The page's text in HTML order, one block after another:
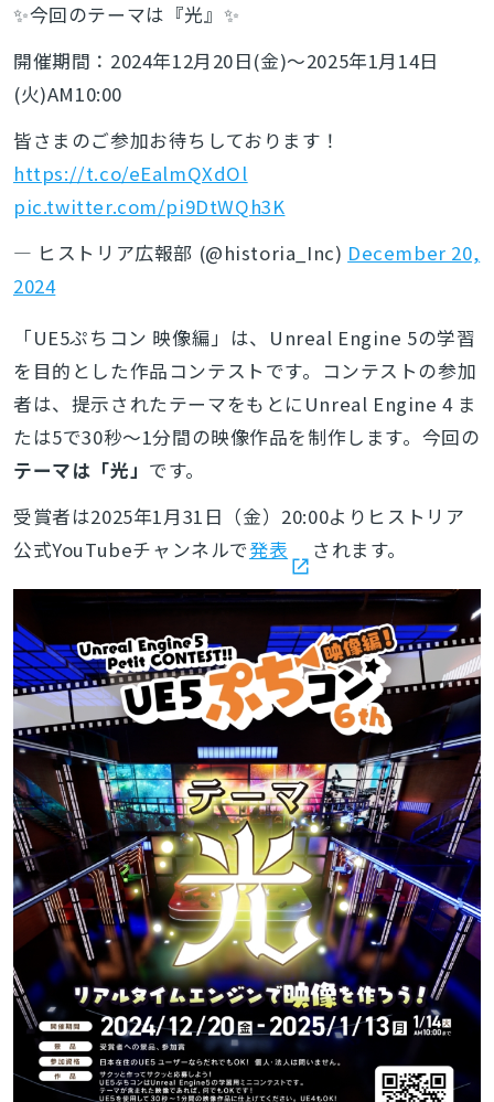
✨今回のテーマは『光』✨
開催期間：2024年12月20日(金)～2025年1月14日
(火)AM10:00
皆さまのご参加お待ちしております！
https://t.co/eEalmQXdOl
pic.twitter.com/pi9DtWQh3K
— ヒストリア広報部 (@historia_Inc) December 20,
2024
「UE5ぷちコン 映像編」は、Unreal Engine 5の学習
を目的とした作品コンテストです。
コンテストの参加
者は、提示されたテーマをもとにUnreal Engine 4 ま
たは5で30秒～1分間の映像作品を制作します。今回の
テーマは「光」 です。
受賞者は2025年1月31日（金） 20:00より ヒストリア
公式YouTubeチャンネルで発表 されます。